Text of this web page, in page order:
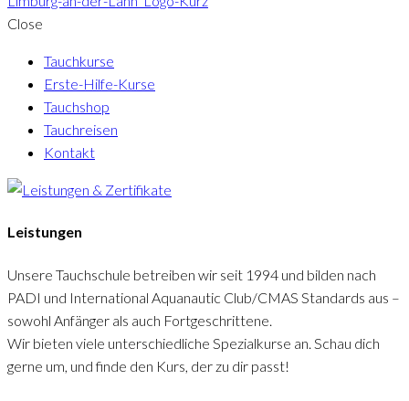
Close
Tauchkurse
Erste-Hilfe-Kurse
Tauchshop
Tauchreisen
Kontakt
Leistungen
Unsere Tauchschule betreiben wir seit 1994 und bilden nach
PADI und International Aquanautic Club/CMAS Standards aus –
sowohl Anfänger als auch Fortgeschrittene.
Wir bieten viele unterschiedliche Spezialkurse an. Schau dich
gerne um, und finde den Kurs, der zu dir passt!